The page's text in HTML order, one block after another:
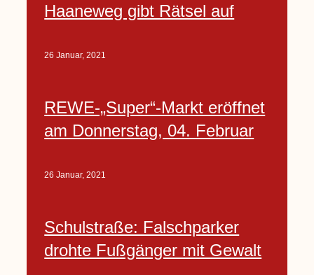
Haaneweg gibt Rätsel auf
26 Januar, 2021
REWE-„Super“-Markt eröffnet
am Donnerstag, 04. Februar
26 Januar, 2021
Schulstraße: Falschparker
drohte Fußgänger mit Gewalt